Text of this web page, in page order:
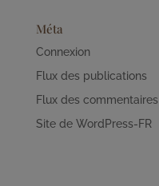
Méta
Connexion
Flux des publications
Flux des commentaires
Site de WordPress-FR